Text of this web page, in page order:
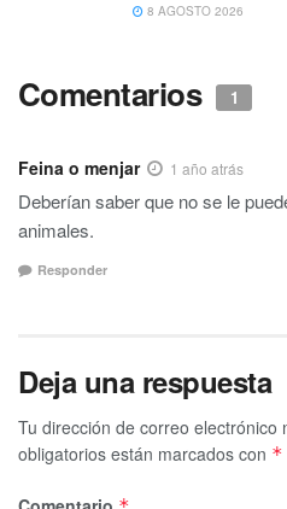
8 AGOSTO 2026
Comentarios 1
Feina o menjar 1 año atrás
Deberían saber que no se le
animales.
Responder
Deja una respuesta
Tu dirección de correo electrónico
obligatorios están marcados con *